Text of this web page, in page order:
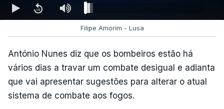
Filipe Amorim - Lusa
António Nunes diz que os bombeiros estão há
vários dias a travar um combate desigual e adianta
que vai apresentar sugestões para alterar o atual
sistema de combate aos fogos.